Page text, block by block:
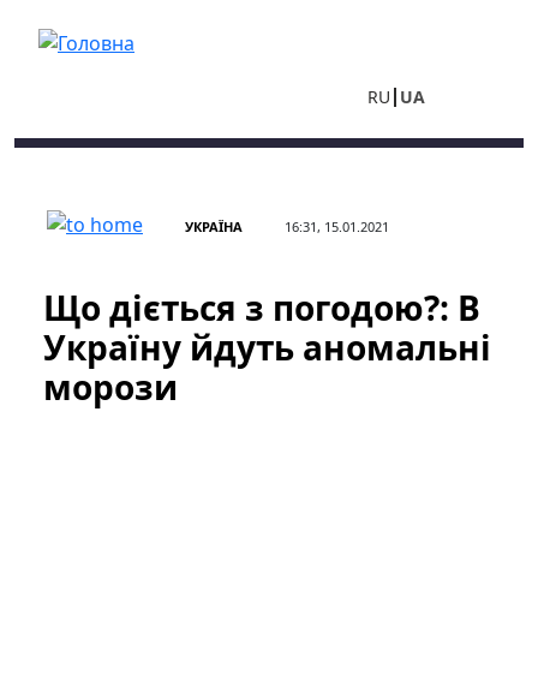
RU UA
УКРАЇНА 16:31, 15.01.2021
Що діється з погодою?: В
Україну йдуть аномальні
морози